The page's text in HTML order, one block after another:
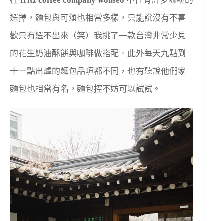
選擇，麵包與可頌也相當多樣，只能說沒有不喜
歡只有選不出來（笑）我挑了一款台灣非常少見
的花生奶油酥餅與咖啡做搭配。此外每天九點到
十一點出爐的麵包品項都不同，也有聽說他們家
麵包也相當有名，麵包控不妨可以試試。